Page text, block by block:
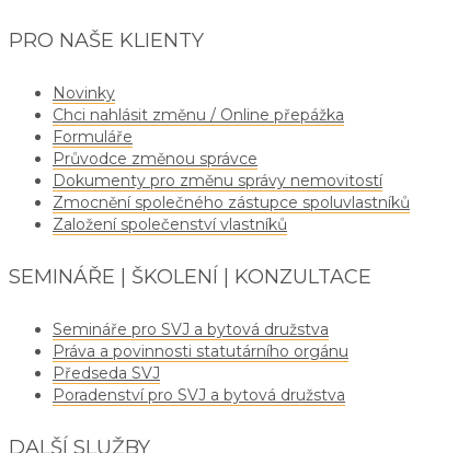
PRO NAŠE KLIENTY
Novinky
Chci nahlásit změnu / Online přepážka
Formuláře
Průvodce změnou správce
Dokumenty pro změnu správy nemovitostí
Zmocnění společného zástupce spoluvlastníků
Založení společenství vlastníků
SEMINÁŘE | ŠKOLENÍ | KONZULTACE
Semináře pro SVJ a bytová družstva
Práva a povinnosti statutárního orgánu
Předseda SVJ
Poradenství pro SVJ a bytová družstva
DALŠÍ SLUŽBY